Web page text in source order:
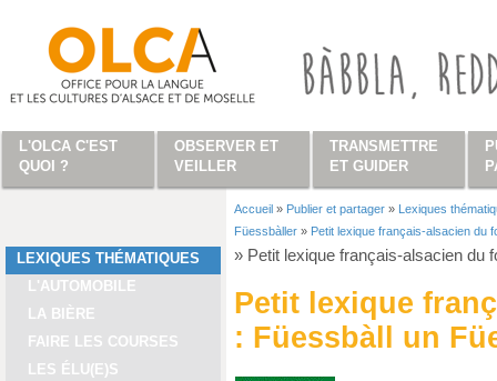
LEXIQUES THÉMATIQUES
L'AUTOMOBILE
LA BIÈRE
FAIRE LES COURSES
LES ÉLU(E)S
Vous êtes ici
Accueil » Publier et partager » Lexiques
Füessbàller » Petit lexique français-alsacien du
» Petit lexique français-alsacien du
Petit lexique
: Füessbàll un
L'OLCA C'EST
QUOI ?
OBSERVER ET
VEILLER
TRANSMETTRE
ET GUIDER